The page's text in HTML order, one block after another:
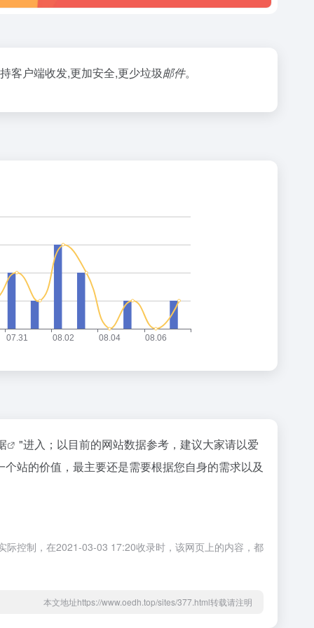
客户端收发,更加安全,更少垃圾邮件。
"进入；以目前的网站数据参考，建议大家请以爱
站的价值，最主要还是需要根据您自身的需求以及
控制，在2021-03-03 17:20收录时，该网页上的内容，都
本文地址https://www.oedh.top/sites/377.html转载请注明